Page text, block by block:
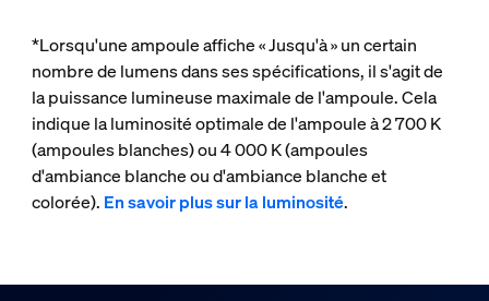
*Lorsqu'une ampoule affiche « Jusqu'à » un certain
nombre de lumens dans ses spécifications, il s'agit de
la puissance lumineuse maximale de l'ampoule. Cela
indique la luminosité optimale de l'ampoule à 2 700 K
(ampoules blanches) ou 4 000 K (ampoules
d'ambiance blanche ou d'ambiance blanche et
colorée). En savoir plus sur la luminosité.